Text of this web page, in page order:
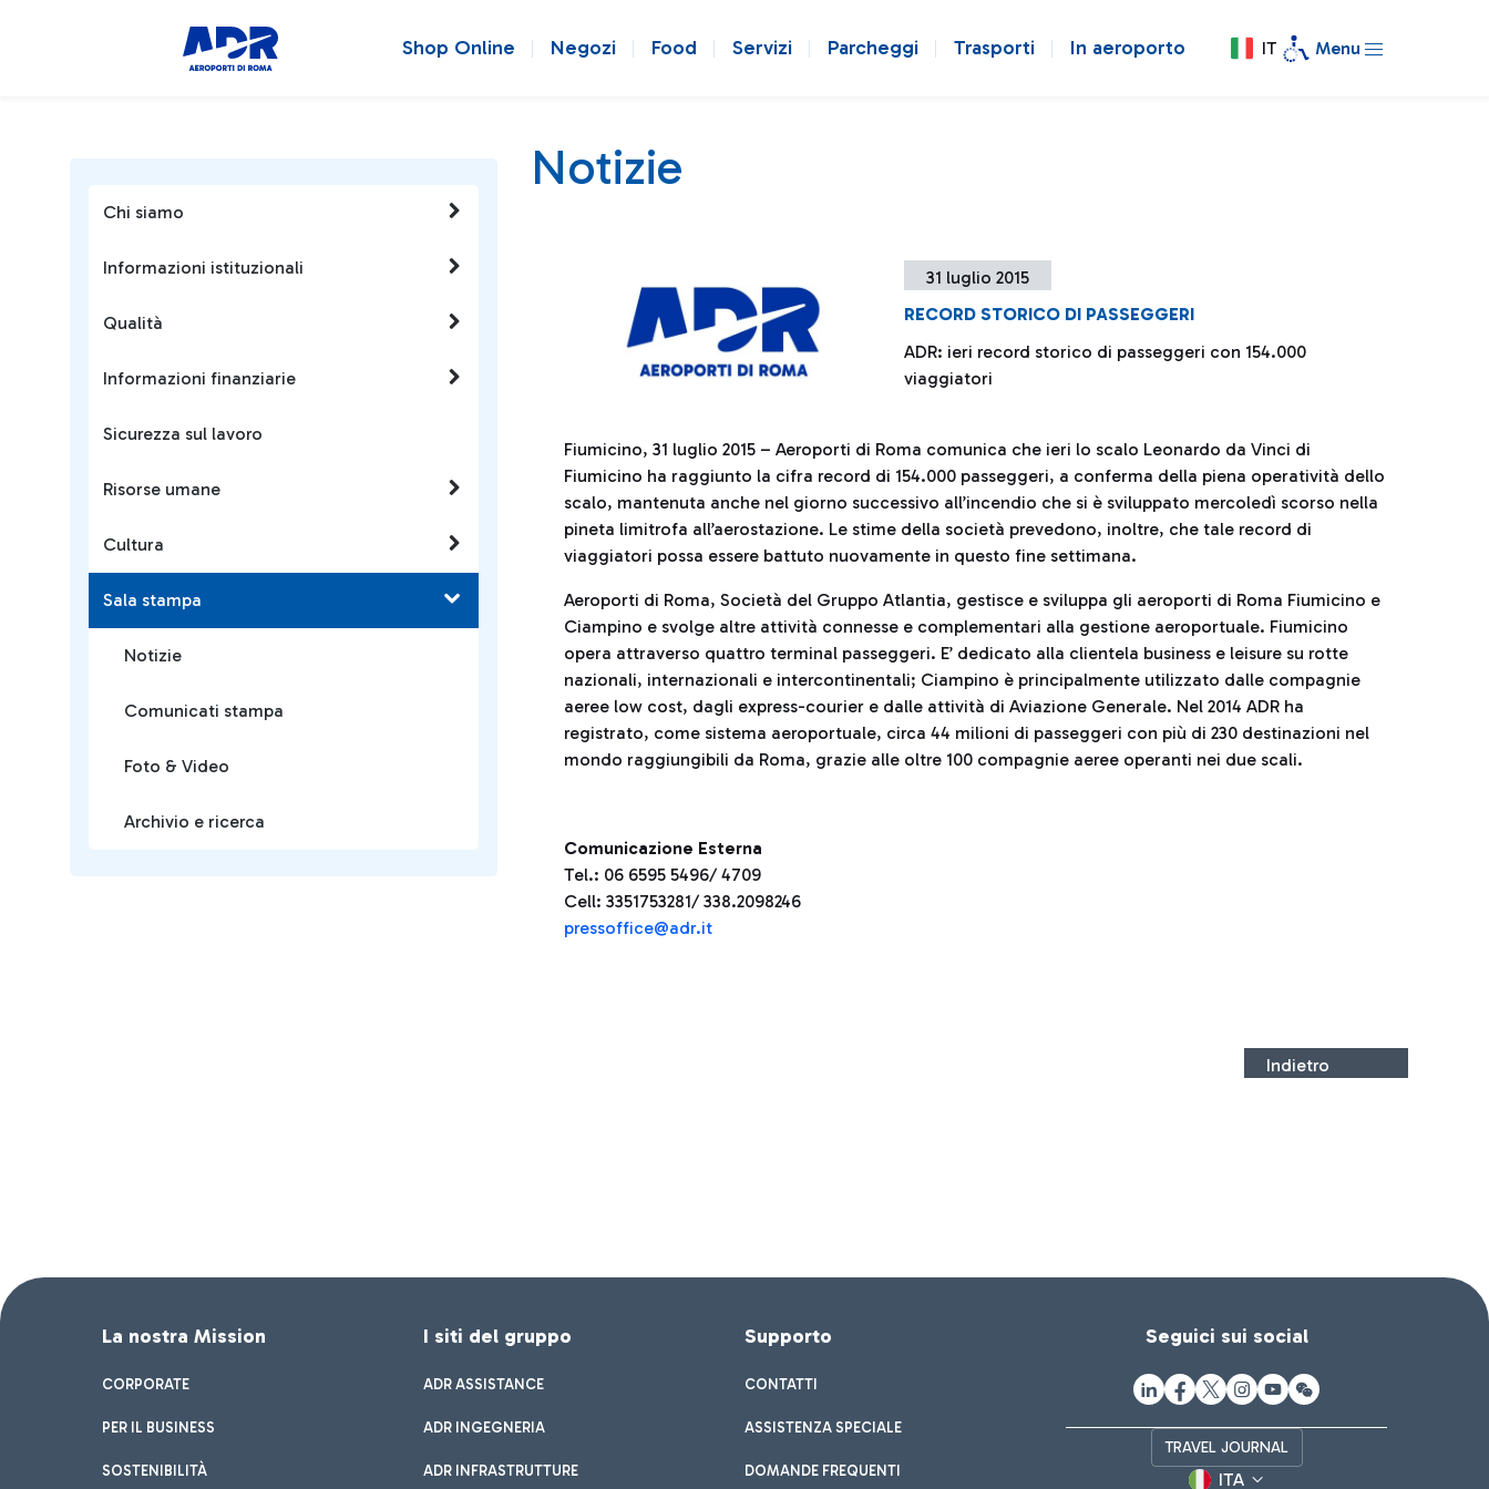
Shop Online Negozi Food Servizi Parcheggi Trasporti In aeroporto IT Menu
Chi siamo
Informazioni istituzionali
Qualità
Informazioni finanziarie
Sicurezza sul lavoro
Risorse umane
Cultura
Sala stampa
Notizie
Comunicati stampa
Foto & Video
Archivio e ricerca
Notizie
31 luglio 2015
RECORD STORICO DI PASSEGGERI
ADR: ieri record storico di passeggeri con 154.000
viaggiatori
Fiumicino, 31 luglio 2015 – Aeroporti di Roma comunica che ieri lo scalo Leonardo da Vinci di
Fiumicino ha raggiunto la cifra record di 154.000 passeggeri, a conferma della piena operatività dello
scalo, mantenuta anche nel giorno successivo all’incendio che si è sviluppato mercoledì scorso nella
pineta limitrofa all’aerostazione. Le stime della società prevedono, inoltre, che tale record di
viaggiatori possa essere battuto nuovamente in questo fine settimana.
Aeroporti di Roma, Società del Gruppo Atlantia, gestisce e sviluppa gli aeroporti di Roma Fiumicino e
Ciampino e svolge altre attività connesse e complementari alla gestione aeroportuale. Fiumicino
opera attraverso quattro terminal passeggeri. E’ dedicato alla clientela business e leisure su rotte
nazionali, internazionali e intercontinentali; Ciampino è principalmente utilizzato dalle compagnie
aeree low cost, dagli express-courier e dalle attività di Aviazione Generale. Nel 2014 ADR ha
registrato, come sistema aeroportuale, circa 44 milioni di passeggeri con più di 230 destinazioni nel
mondo raggiungibili da Roma, grazie alle oltre 100 compagnie aeree operanti nei due scali.
Comunicazione Esterna
Tel.: 06 6595 5496/ 4709
Cell: 3351753281/ 338.2098246
pressoffice@adr.it
Indietro
La nostra Mission
CORPORATE
PER IL BUSINESS
SOSTENIBILITÀ
I siti del gruppo
ADR ASSISTANCE
ADR INGEGNERIA
ADR INFRASTRUTTURE
Supporto
CONTATTI
ASSISTENZA SPECIALE
DOMANDE FREQUENTI
Seguici sui social
TRAVEL JOURNAL
ITA